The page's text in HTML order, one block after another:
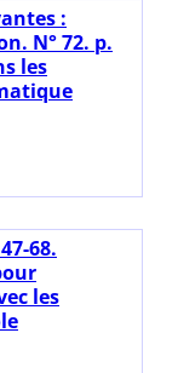
:
N° 72. p.
les
68.
les